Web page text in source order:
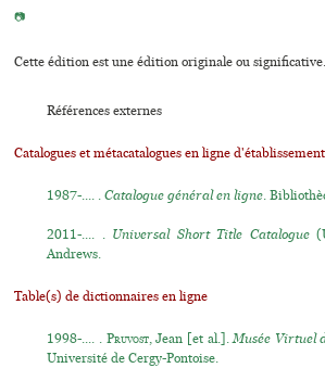
📷
Cette édition est une édition originale ou significative.
Références externes
Catalogues et métacatalogues en ligne
1987-.... .Catalogue général en ligne.
2011-.... . Universal Short Title Catalogue
Andrews.
Table(s) de dictionnaires en ligne
1998-.... . Pruvost, Jean [et al.].Musée Virtuel
Université de Cergy-Pontoise.